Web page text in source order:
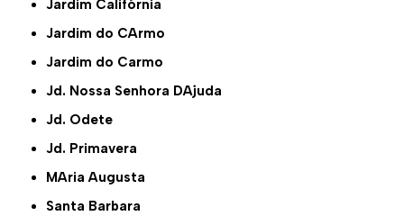
Jardim Califórnia
Jardim do CArmo
Jardim do Carmo
Jd. Nossa Senhora DAjuda
Jd. Odete
Jd. Primavera
MAria Augusta
Santa Barbara